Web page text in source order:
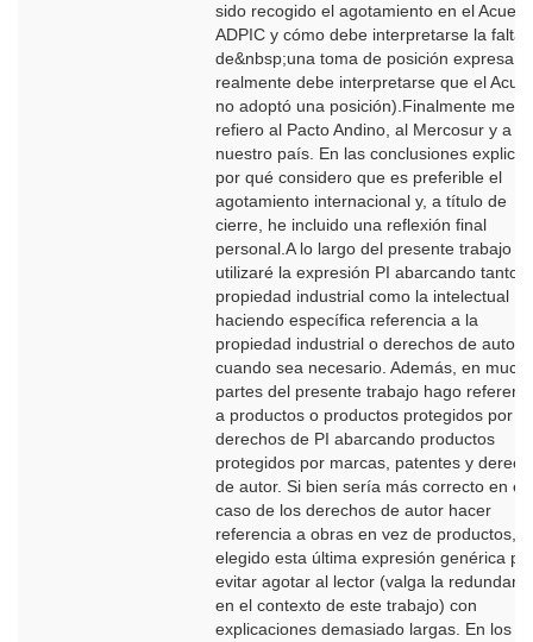
sido recogido el agotamiento en el
ADPIC y cómo debe interpretarse la falta
de&nbsp;una toma de posición expresa
realmente debe interpretarse que el
no adoptó una posición).Finalmente me
refiero al Pacto Andino, al Mercosur y a
nuestro país. En las conclusiones explico
por qué considero que es preferible el
agotamiento internacional y, a título de
cierre, he incluido una reflexión final
personal.A lo largo del presente trabajo
utilizaré la expresión PI abarcando tanto
propiedad industrial como la intelectual
haciendo específica referencia a la
propiedad industrial o derechos de autor
cuando sea necesario. Además, en
partes del presente trabajo hago
a productos o productos protegidos por
derechos de PI abarcando productos
protegidos por marcas, patentes y
de autor. Si bien sería más correcto en el
caso de los derechos de autor hacer
referencia a obras en vez de productos,
elegido esta última expresión genérica
evitar agotar al lector (valga la
en el contexto de este trabajo) con
explicaciones demasiado largas. En los